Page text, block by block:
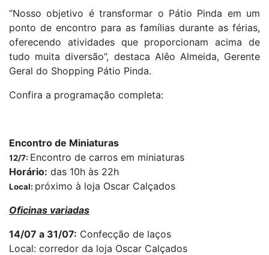
“Nosso objetivo é transformar o Pátio Pinda em um
ponto de encontro para as famílias durante as férias,
oferecendo atividades que proporcionam acima de
tudo muita diversão”, destaca Alêo Almeida, Gerente
Geral do Shopping Pátio Pinda.
Confira a programação completa:
Encontro de Miniaturas
12/7: Encontro de carros em miniaturas
Horário: das 10h às 22h
Local: próximo à loja Oscar Calçados
Oficinas variadas
14/07 a 31/07: Confecção de laços
Local: corredor da loja Oscar Calçados